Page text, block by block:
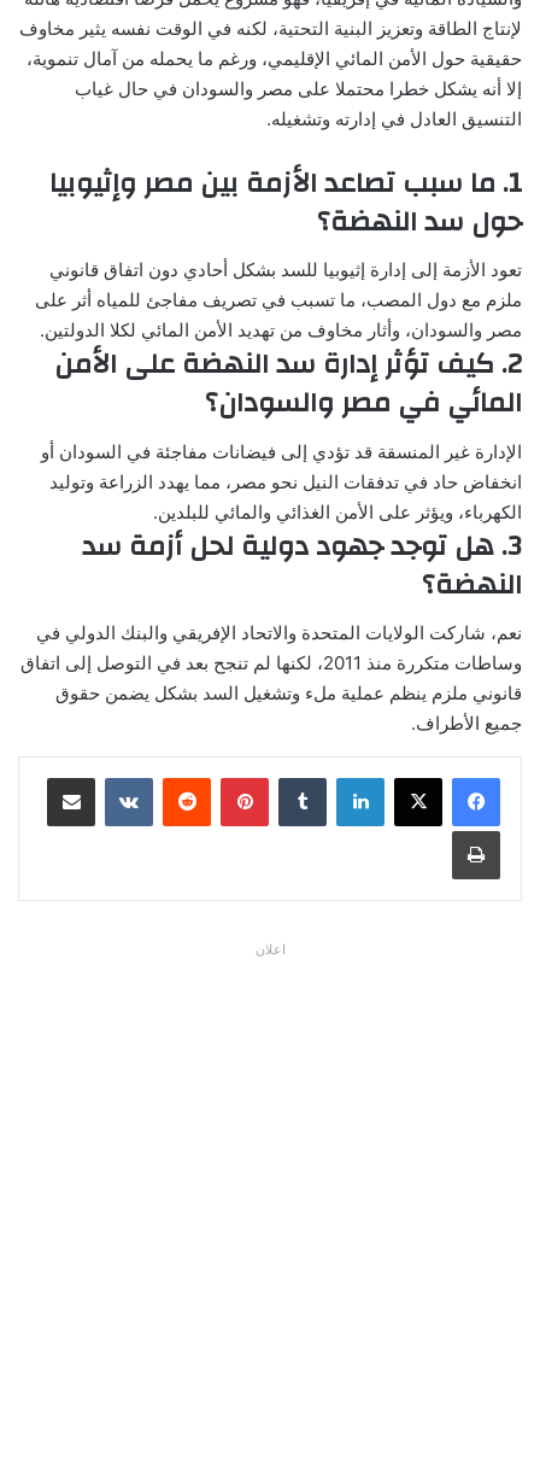
لإنتاج الطاقة وتعزيز البنية التحتية، لكنه في الوقت نفسه يثير مخاوف
حقيقية حول الأمن المائي الإقليمي، ورغم ما يحمله من آمال تنموية،
إلا أنه يشكل خطرا محتملا على مصر والسودان في حال غياب
التنسيق العادل في إدارته وتشغيله.
1. ما سبب تصاعد الأزمة بين مصر وإثيوبيا
حول سد النهضة؟
تعود الأزمة إلى إدارة إثيوبيا للسد بشكل أحادي دون اتفاق قانوني
ملزم مع دول المصب، ما تسبب في تصريف مفاجئ للمياه أثر على
مصر والسودان، وأثار مخاوف من تهديد الأمن المائي لكلا الدولتين.
2. كيف تؤثر إدارة سد النهضة على الأمن
المائي في مصر والسودان؟
الإدارة غير المنسقة قد تؤدي إلى فيضانات مفاجئة في السودان أو
انخفاض حاد في تدفقات النيل نحو مصر، مما يهدد الزراعة وتوليد
الكهرباء، ويؤثر على الأمن الغذائي والمائي للبلدين.
3. هل توجد جهود دولية لحل أزمة سد
النهضة؟
نعم، شاركت الولايات المتحدة والاتحاد الإفريقي والبنك الدولي في
وساطات متكررة منذ 2011، لكنها لم تنجح بعد في التوصل إلى اتفاق
قانوني ملزم ينظم عملية ملء وتشغيل السد بشكل يضمن حقوق
جميع الأطراف.
لينكدإن بينتيريست مشاركة عبر البريد
طباعة
اعلان